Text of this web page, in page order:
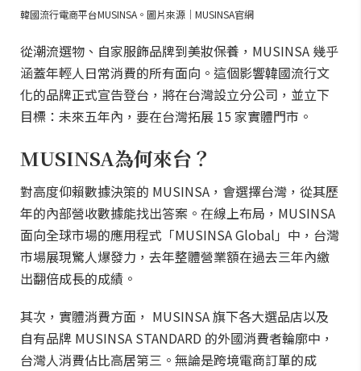
韓國流行電商平台MUSINSA。圖片來源｜MUSINSA官網
從潮流選物、自家服飾品牌到美妝保養，MUSINSA 幾乎
涵蓋年輕人日常消費的所有面向。這個影響韓國流行文
化的品牌正式宣告登台，將在台灣設立分公司，並立下
目標：未來五年內，要在台灣拓展 15 家實體門市。
MUSINSA為何來台？
對高度仰賴數據決策的 MUSINSA，會選擇台灣，從其歷
年的內部營收數據能找出答案。在線上布局，MUSINSA
面向全球市場的應用程式「MUSINSA Global」中，台灣
市場展現驚人爆發力，去年整體營業額在過去三年內繳
出翻倍成長的成績。
其次，實體消費方面， MUSINSA 旗下各大選品店以及
自有品牌 MUSINSA STANDARD 的外國消費者輪廓中，
台灣人消費佔比高居第三。無論是跨境電商訂單的成